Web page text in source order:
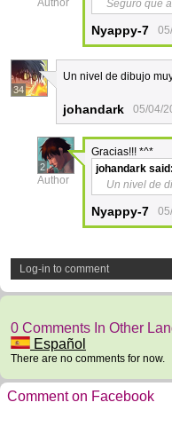
Author Seguro que
Nyappy-7
34
Un nivel de dibujo
johandark 05/04/
2
Author
Gracias!!! *^*
johandark said:
Un nivel de
Nyappy-7
Log-in to comment
0 Comments In Other
Español
There are no comments for now.
Comment on Facebook